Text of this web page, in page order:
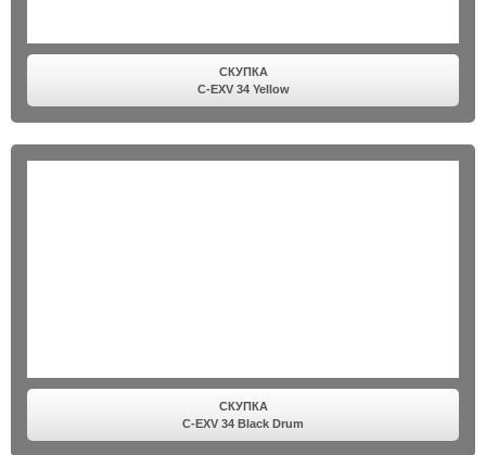
СКУПКА
C-EXV 34 Yellow
СКУПКА
C-EXV 34 Black Drum